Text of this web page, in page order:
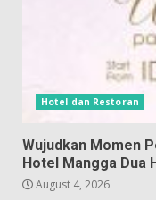
Hotel dan Restoran
Wujudkan Momen
Hotel Mangga Dua
August 4, 2026